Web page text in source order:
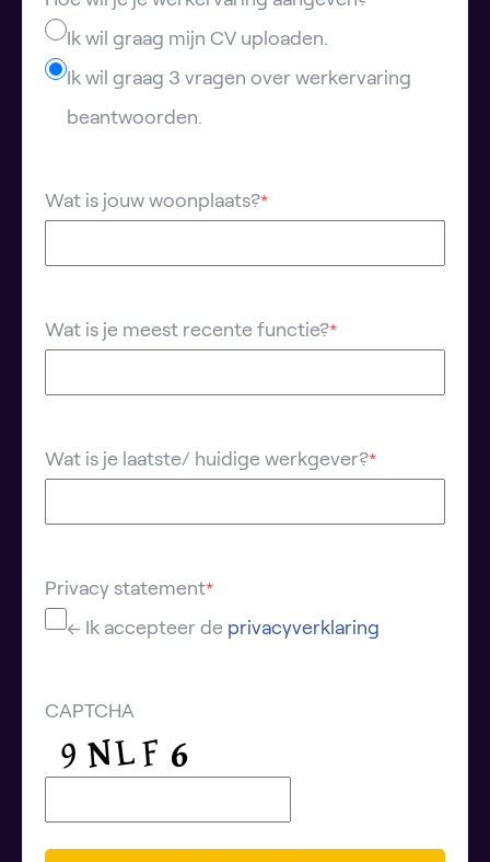
Ik wil graag mijn CV uploaden.
Ik wil graag 3 vragen over werkervaring
beantwoorden.
Wat is jouw woonplaats?*
Wat is je meest recente functie?*
Wat is je laatste/ huidige werkgever?*
Privacy statement*
← Ik accepteer de privacyverklaring
CAPTCHA